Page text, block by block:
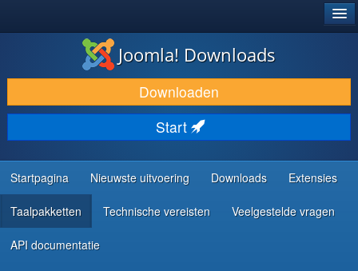
DOWNLOAD & BREID UIT
ONTDEK & LEER
COMMUNITY & ONDERSTEUNING
ONTWIKKELAARSBRONNEN
Joomla! Downloads
Downloaden
Start
Startpagina Nieuwste uitvoering Downloads Extensies
Taalpakketten Technische vereisten Veelgestelde vragen
API documentatie